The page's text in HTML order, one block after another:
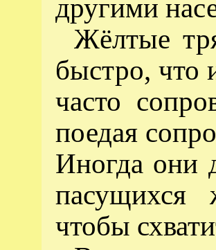
другими
Жёлтые
быстро, что
часто
поедая
Иногда они
пасущихся
чтобы